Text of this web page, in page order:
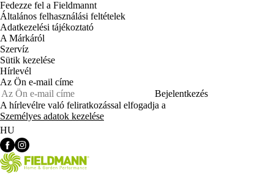
Fedezze fel a Fieldmannt
Általános felhasználási feltételek
Adatkezelési tájékoztató
A Márkáról
Szervíz
Sütik kezelése
Hírlevél
Az Ön e-mail címe
Bejelentkezés
A hírlevélre való feliratkozással elfogadja a
Személyes adatok kezelése
HU